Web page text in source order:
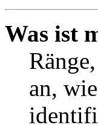
Was ist
an,